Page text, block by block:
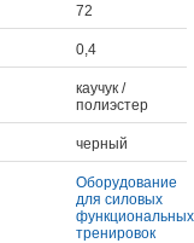
72
0,4
каучук /
полиэстер
черный
Оборудование
для силовых
функциональных
тренировок